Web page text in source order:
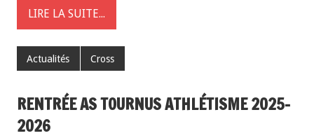
LIRE LA SUITE...
Actualités Cross
RENTRÉE AS TOURNUS ATHLÉTISME 2025-
2026